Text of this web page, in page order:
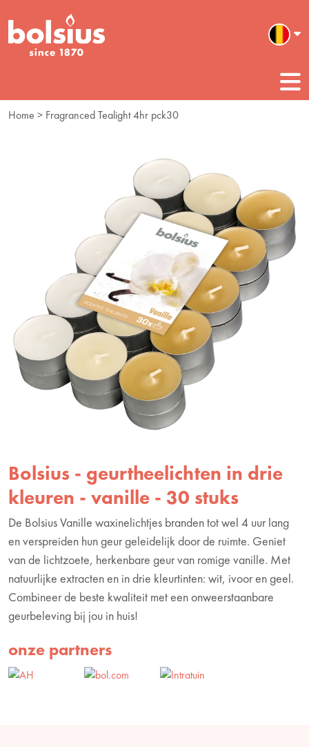
Home > Fragranced Tealight 4hr pck30
Bolsius - geurtheelichten in drie
kleuren - vanille - 30 stuks
De Bolsius Vanille waxinelichtjes branden tot wel 4 uur lang
en verspreiden hun geur geleidelijk door de ruimte. Geniet
van de lichtzoete, herkenbare geur van romige vanille. Met
natuurlijke extracten en in drie kleurtinten: wit, ivoor en geel.
Combineer de beste kwaliteit met een onweerstaanbare
geurbeleving bij jou in huis!
onze partners